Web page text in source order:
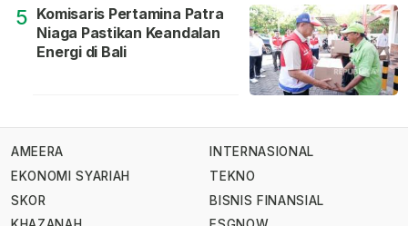
5 Komisaris Pertamina Patra
Niaga Pastikan Keandalan
Energi di Bali
AMEERA
EKONOMI SYARIAH
SKOR
INTERNASIONAL
TEKNO
BISNIS FINANSIAL